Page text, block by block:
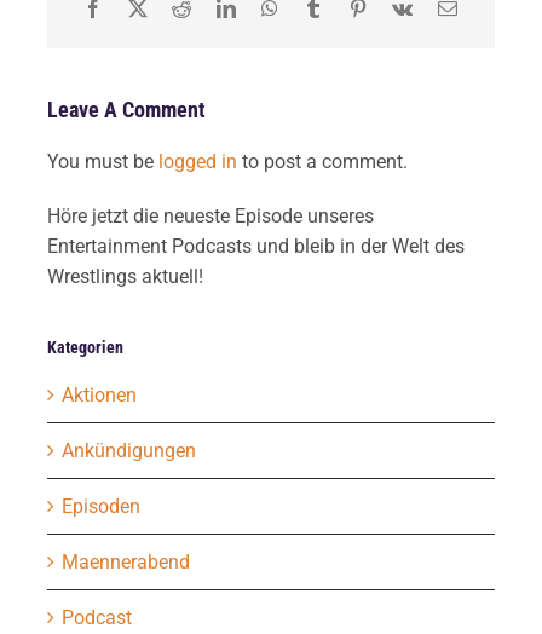
Leave A Comment
You must be logged in to post a comment.
Höre jetzt die neueste Episode unseres
Entertainment Podcasts und bleib in der Welt des
Wrestlings aktuell!
Kategorien
Aktionen
Ankündigungen
Episoden
Maennerabend
Podcast